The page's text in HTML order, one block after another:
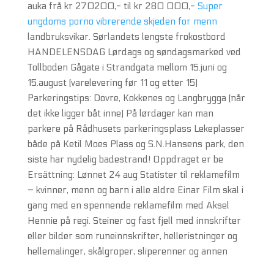
auka frå kr 270200,- til kr 280 000,- Super
ungdoms porno vibrerende skjeden for menn
landbruksvikar. Sørlandets lengste frokostbord
HANDELENSDAG Lørdags og søndagsmarked ved
Tollboden Gågate i Strandgata mellom 15.juni og
15.august (varelevering før 11 og etter 15)
Parkeringstips: Dovre, Kokkenes og Langbrygga (når
det ikke ligger båt inne) På lørdager kan man
parkere på Rådhusets parkeringsplass Lekeplasser
både på Ketil Moes Plass og S.N.Hansens park, den
siste har nydelig badestrand! Oppdraget er be
Ersättning: Lønnet 24 aug Statister til reklamefilm
– kvinner, menn og barn i alle aldre Einar Film skal i
gang med en spennende reklamefilm med Aksel
Hennie på regi. Steiner og fast fjell med innskrifter
eller bilder som runeinnskrifter, helleristninger og
hellemalinger, skålgroper, sliperenner og annen